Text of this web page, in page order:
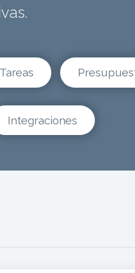
Tareas
Integraciones